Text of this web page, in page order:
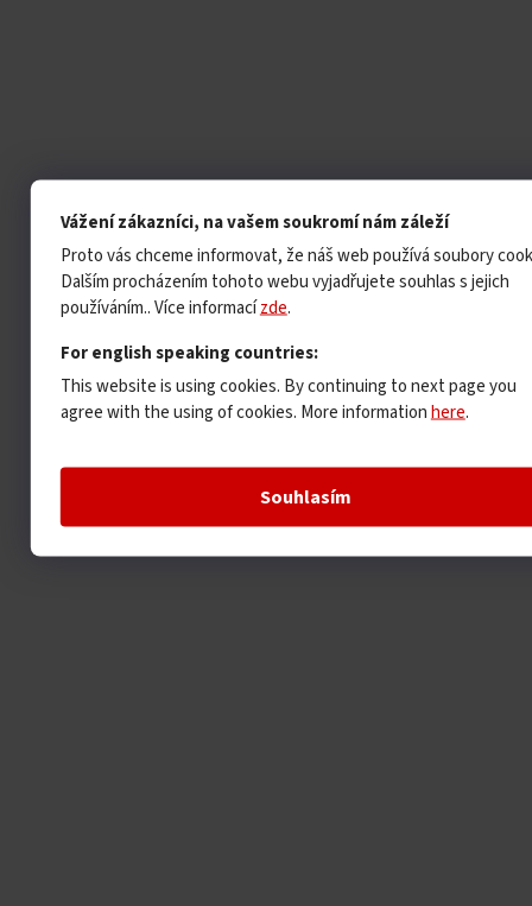
Vážení zákazníci, na vašem soukromí nám záleží
Proto vás chceme informovat, že náš web používá soubory
Dalším procházením tohoto webu vyjadřujete souhlas s jejich
používáním.. Více informacízde.
For english speaking countries:
This website is using cookies. By continuing to next page you
agree with the using of cookies. More informationhere.
Souhlasím